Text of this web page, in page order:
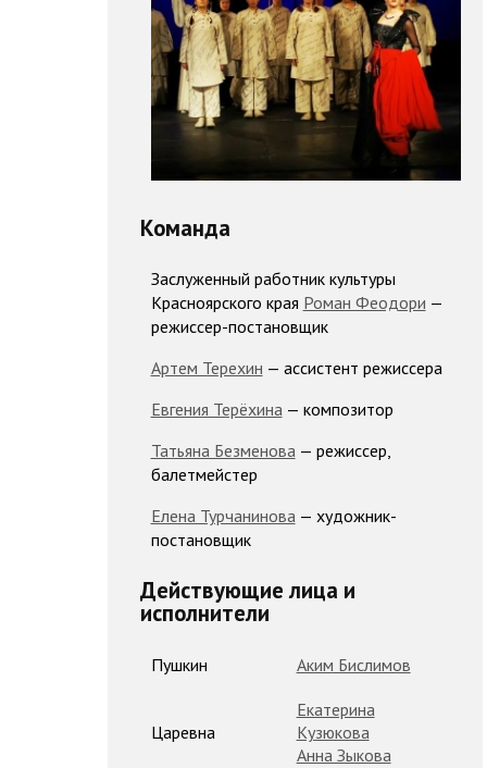
Команда
Заслуженный работник культуры
Красноярского края Роман Феодори —
режиссер-постановщик
Артем Терехин — ассистент режиссера
Евгения Терёхина — композитор
Татьяна Безменова — режиссер,
балетмейстер
Елена Турчанинова — художник-
постановщик
Действующие лица и
исполнители
Пушкин Аким Бислимов
Царевна
Екатерина
Кузюкова
Анна Зыкова